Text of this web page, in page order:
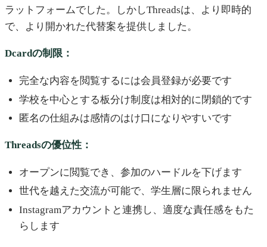
ラットフォームでした。しかしThreadsは、より即時的
で、より開かれた代替案を提供しました。
Dcardの制限：
完全な内容を閲覧するには会員登録が必要です
学校を中心とする板分け制度は相対的に閉鎖的です
匿名の仕組みは感情のはけ口になりやすいです
Threadsの優位性：
オープンに閲覧でき、参加のハードルを下げます
世代を越えた交流が可能で、学生層に限られません
Instagramアカウントと連携し、適度な責任感をもた
らします